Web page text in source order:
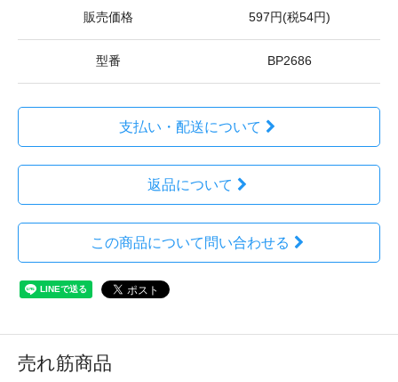
販売価格 597円(税54円)
型番 BP2686
支払い・配送について
返品について
この商品について問い合わせる
売れ筋商品